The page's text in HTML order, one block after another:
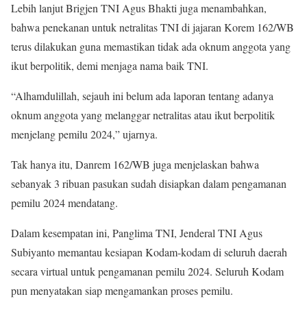
Lebih lanjut Brigjen TNI Agus Bhakti juga menambahkan,
bahwa penekanan untuk netralitas TNI di jajaran Korem 162/WB
terus dilakukan guna memastikan tidak ada oknum anggota yang
ikut berpolitik, demi menjaga nama baik TNI.
“Alhamdulillah, sejauh ini belum ada laporan tentang adanya
oknum anggota yang melanggar netralitas atau ikut berpolitik
menjelang pemilu 2024,” ujarnya.
Tak hanya itu, Danrem 162/WB juga menjelaskan bahwa
sebanyak 3 ribuan pasukan sudah disiapkan dalam pengamanan
pemilu 2024 mendatang.
Dalam kesempatan ini, Panglima TNI, Jenderal TNI Agus
Subiyanto memantau kesiapan Kodam-kodam di seluruh daerah
secara virtual untuk pengamanan pemilu 2024. Seluruh Kodam
pun menyatakan siap mengamankan proses pemilu.